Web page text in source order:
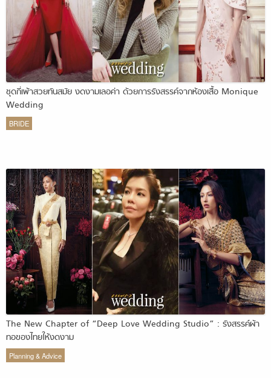
ชุดกี่เพ้าสวยทันสมัย งดงามเลอค่า ด้วยการรังสรรค์จากห้องเสื้อ Monique
Wedding
BRIDE
The New Chapter of “Deep Love Wedding Studio” : รังสรรค์ผ้า
ทอของไทยให้งดงาม
Planning & Advice